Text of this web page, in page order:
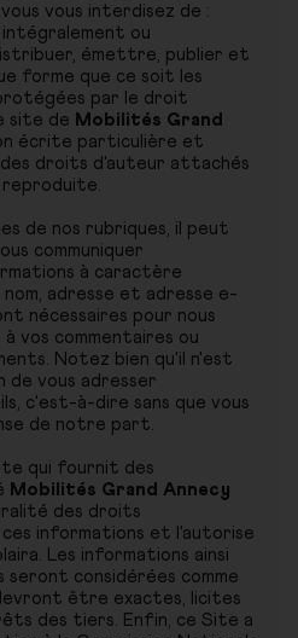
vous interdisez de :
ou
émettre, publier et
forme que ce soit les
par le droit
site de Mobilités Grand
écrite particulière et
droits d'auteur attachés
de nos rubriques, il peut
communiquer
à caractère
adresse et adresse e-
nécessaires pour nous
vos commentaires ou
Notez bien qu'il n'est
de vous adresser
c'est-à-dire sans que vous
de notre part.
qui fournit des
Mobilités Grand Annecy
des droits
informations et l'autorise
Les informations ainsi
considérées comme
être exactes, licites
des tiers. Enfin, ce Site a